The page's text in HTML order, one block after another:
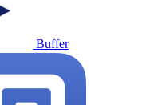
Buffer